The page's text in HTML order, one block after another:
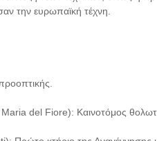
την ευρωπαϊκή τέχνη.
del Fiore): Καινοτόμος